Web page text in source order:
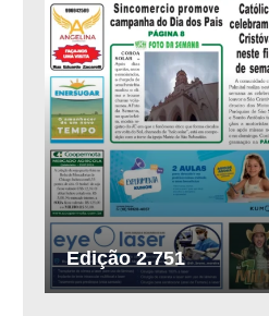
Edição 2.751